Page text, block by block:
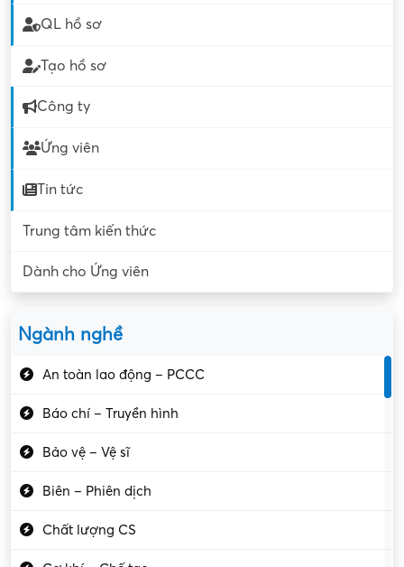
QL hồ sơ
Tạo hồ sơ
Công ty
Ứng viên
Tin tức
Trung tâm kiến thức
Dành cho Ứng viên
Ngành nghề
An toàn lao động – PCCC
Báo chí – Truyền hình
Bảo vệ – Vệ sĩ
Biên – Phiên dịch
Chất lượng CS